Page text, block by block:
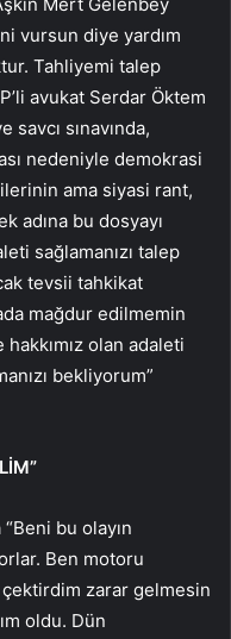
vursun diye yardım
Tahliyemi talep
avukat Serdar Öktem
savcı sınavında,
nedeniyle demokrasi
ama siyasi rant,
adına bu dosyayı
sağlamanızı talep
tevsii tahkikat
mağdur edilmemin
hakkımız olan adaleti
bekliyorum”
bu olayın
Ben motoru
zarar gelmesin
oldu. Dün